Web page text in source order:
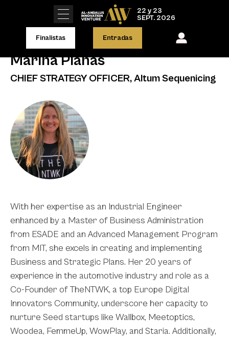
22 y 23
SEPT. 2026
Finalistas Entradas
Marina Planas
CHIEF STRATEGY OFFICER, Altum Sequenicing
With her expertise as an Industrial Engineer
enhanced by a Master of Business Administration
from ESADE and an Advanced Management Program
from MIT, she excels in creating and implementing
Business and Strategic Plans. Her 20 years of
experience in the automotive industry and role as a
Co-Founder of TheNTWK, a top Europe Digital
Innovators Community, underscore her capacity to
nurture Seed startups like Wallbox, Meetoptics,
Woodea, FemmeUp, WowPlay, and Staria. Additionally,